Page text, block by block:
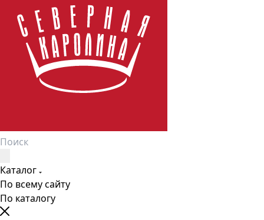
Каталог
По всему сайту
По каталогу